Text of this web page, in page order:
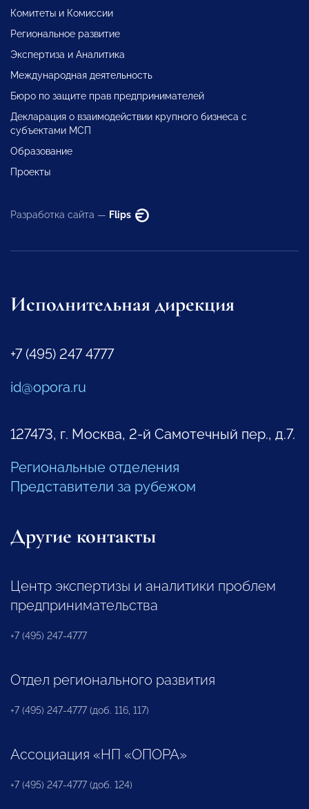
Комитеты и Комиссии
Региональное развитие
Экспертиза и Аналитика
Международная деятельность
Бюро по защите прав предпринимателей
Декларация о взаимодействии крупного бизнеса с
субъектами МСП
Образование
Проекты
Разработка сайта — Flips
Исполнительная дирекция
+7 (495) 247 4777
id@opora.ru
127473, г. Москва, 2-й Самотечный пер., д.7.
Региональные отделения
Представители за рубежом
Другие контакты
Центр экспертизы и аналитики проблем
предпринимательства
+7 (495) 247-4777
Отдел регионального развития
+7 (495) 247-4777 (доб. 116, 117)
Ассоциация «НП «ОПОРА»
+7 (495) 247-4777 (доб. 124)